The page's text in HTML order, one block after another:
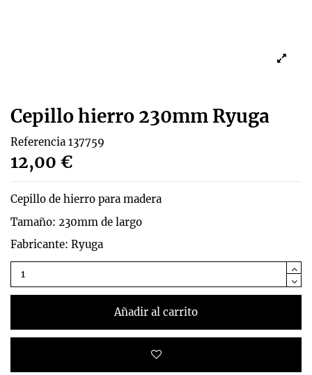
Cepillo hierro 230mm Ryuga
Referencia 137759
12,00 €
Cepillo de hierro para madera
Tamaño: 230mm de largo
Fabricante: Ryuga
Añadir al carrito